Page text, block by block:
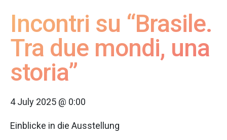
Incontri su “Brasile.
Tra due mondi, una
storia”
4 July 2025 @ 0:00
Einblicke in die Ausstellung